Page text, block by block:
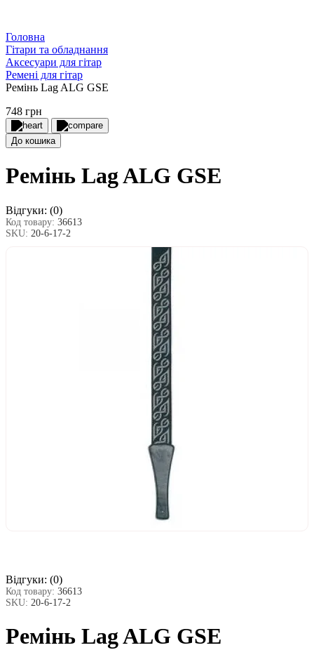
Головна
Гітари та обладнання
Аксесуари для гітар
Ремені для гітар
Ремінь Lag ALG GSE
748 грн
До кошика
Ремінь Lag ALG GSE
Відгуки: (0)
Код товару: 36613
SKU: 20-6-17-2
Відгуки: (0)
Код товару: 36613
SKU: 20-6-17-2
Ремінь Lag ALG GSE